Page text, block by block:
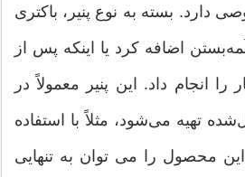
بسته به نوع پنیر، باکتری
اضافه کرد یا اینکه پس از
انجام داد. این پنیر معمولاً در
تهیه می‌شود، مثلاً با استفاده
محصول را می توان به تنهایی